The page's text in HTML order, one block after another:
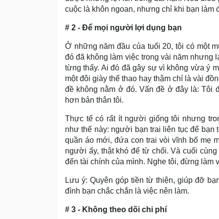
cuộc là khôn ngoan, nhưng chỉ khi bạn làm
# 2 - Để mọi người lợi dụng bạn
Ở những năm đầu của tuổi 20, tôi có một
đó đã không làm việc trong vài năm nhưng
từng thấy. Ai đó đã gây sự vì không vừa ý
một đôi giày thể thao hay thậm chí là vài
đề không nằm ở đó. Vấn đề ở đây là: Tôi
hơn bản thân tôi.
Thực tế có rất ít người giống tôi nhưng
như thế này: người bạn trai liên tục để bạn
quần áo mới, đứa con trai vòi vĩnh bố mẹ
người ấy, thật khó để từ chối. Và cuối
đến tài chính của mình. Nghe tôi, đừng làm
Lưu ý: Quyên góp tiền từ thiện, giúp đỡ
đình bạn chắc chắn là việc nên làm.
# 3 - Không theo dõi chi phí